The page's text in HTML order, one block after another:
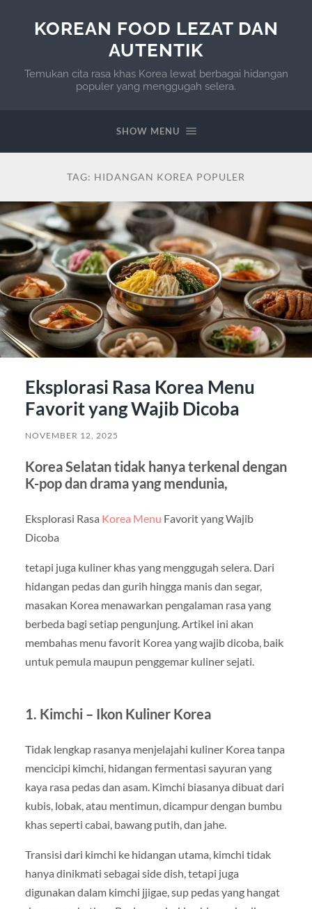
KOREAN FOOD LEZAT DAN
AUTENTIK
Temukan cita rasa khas Korea lewat berbagai hidangan
populer yang menggugah selera.
SHOW MENU
TAG: HIDANGAN KOREA POPULER
Eksplorasi Rasa Korea Menu
Favorit yang Wajib Dicoba
NOVEMBER 12, 2025
Korea Selatan tidak hanya terkenal dengan
K-pop dan drama yang mendunia,
Eksplorasi Rasa Korea Menu Favorit yang Wajib
Dicoba
tetapi juga kuliner khas yang menggugah selera. Dari
hidangan pedas dan gurih hingga manis dan segar,
masakan Korea menawarkan pengalaman rasa yang
berbeda bagi setiap pengunjung. Artikel ini akan
membahas menu favorit Korea yang wajib dicoba, baik
untuk pemula maupun penggemar kuliner sejati.
1. Kimchi – Ikon Kuliner Korea
Tidak lengkap rasanya menjelajahi kuliner Korea tanpa
mencicipi kimchi, hidangan fermentasi sayuran yang
kaya rasa pedas dan asam. Kimchi biasanya dibuat dari
kubis, lobak, atau mentimun, dicampur dengan bumbu
khas seperti cabai, bawang putih, dan jahe.
Transisi dari kimchi ke hidangan utama, kimchi tidak
hanya dinikmati sebagai side dish, tetapi juga
digunakan dalam kimchi jjigae, sup pedas yang hangat